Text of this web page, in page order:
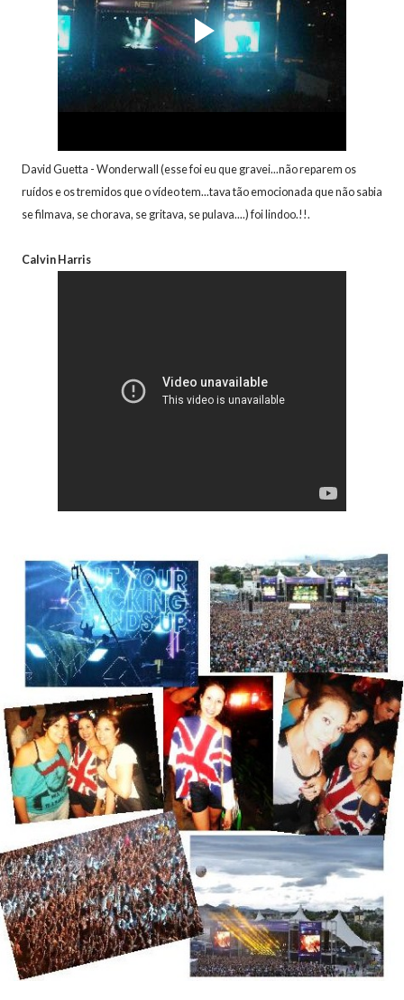
David Guetta - Wonderwall (esse foi eu que gravei...não reparem os
ruídos e os tremidos que o vídeo tem...tava tão emocionada que não sabia
se filmava, se chorava, se gritava, se pulava....) foi lindoo.!!.
Calvin Harris